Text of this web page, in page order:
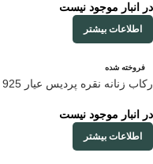
در انبار موجود نیست
اطلاعات بیشتر
فروخته شده
رکاب زنانه نقره پردیس عیار 925
در انبار موجود نیست
اطلاعات بیشتر